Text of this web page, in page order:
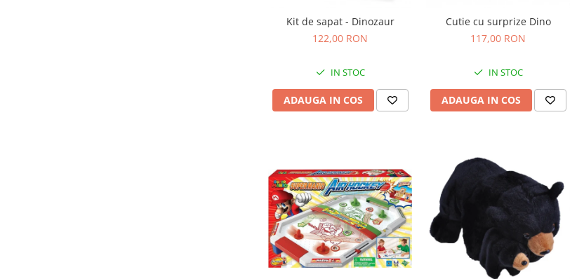
Kit de sapat - Dinozaur
122,00 RON
IN STOC
ADAUGA IN COS
Cutie cu surprize Dino
117,00 RON
IN STOC
ADAUGA IN COS